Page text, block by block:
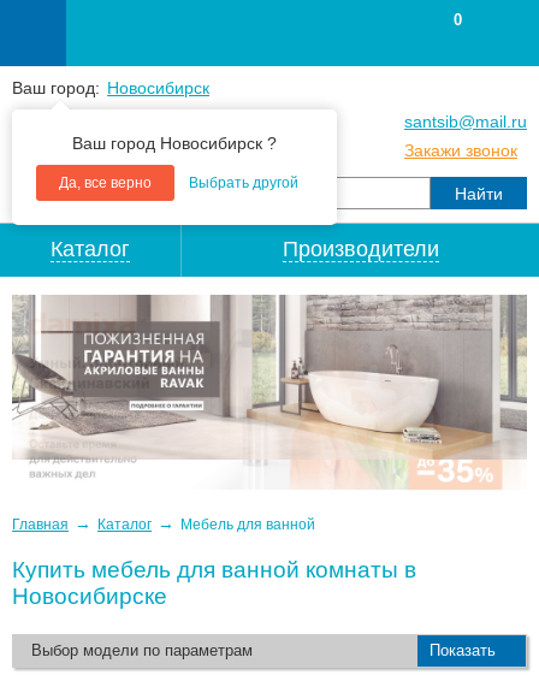
Ваш город: Новосибирск
Ваш город Новосибирск ?
Да, все верно Выбрать другой
+7(383) 213 79 30
santsib@mail.ru
Закажи звонок
0
Каталог Производители
Главная → Каталог → Мебель для ванной
Купить мебель для ванной комнаты в
Новосибирске
Выбор модели по параметрам Показать